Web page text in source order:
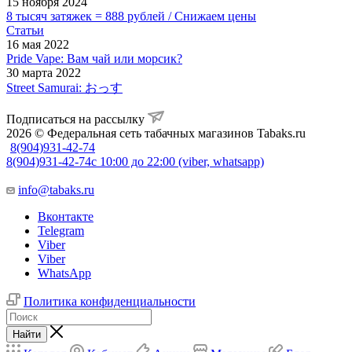
8 тысяч затяжек = 888 рублей / Снижаем цены
Статьи
16 мая 2022
Pride Vape: Вам чай или морсик?
30 марта 2022
Street Samurai: おっす
Подписаться на рассылку
2026 © Федеральная сеть табачных магазинов Tabaks.ru
8(904)931-42-74
8(904)931-42-74с 10:00 до 22:00 (viber, whatsapp)
info@tabaks.ru
Вконтакте
Telegram
Viber
Viber
WhatsApp
Политика конфиденциальности
Найти